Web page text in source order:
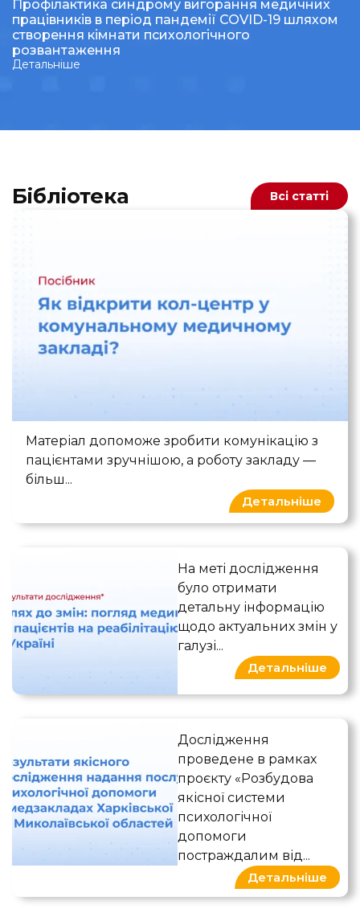
Профілактика синдрому вигорання медичних
працівників в період пандемії COVID-19 шляхом
створення кімнати психологічного
розвантаження
Детальніше
Бібліотека Всі статті
Як відкрити кол-центр у
Матеріал допоможе зробити комунікацію з
пацієнтами зручнішою, а роботу закладу —
більш...
Детальніше
Погляд медиків та
На меті дослідження
було отримати
детальну інформацію
щодо актуальних змін у
галузі...
Детальніше
Результати якісного
Дослідження
проведене в рамках
проєкту «Розбудова
якісної системи
психологічної
допомоги
постраждалим від...
Детальніше